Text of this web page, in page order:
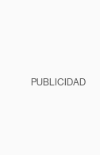
PUBLICIDAD